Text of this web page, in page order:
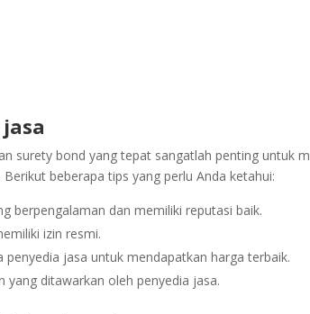
surety bond yang tepat sangatlah penting untuk
beberapa tips yang perlu Anda ketahui:
berpengalaman dan memiliki reputasi baik.
izin resmi.
jasa untuk mendapatkan harga terbaik.
yang ditawarkan oleh penyedia jasa.